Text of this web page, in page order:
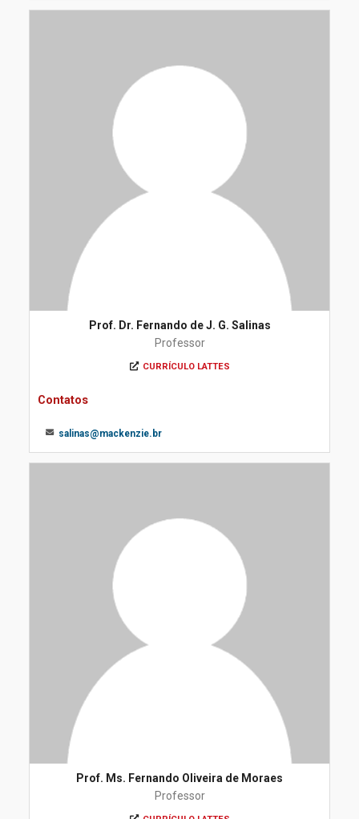
Prof. Dr. Fernando de J. G. Salinas
Professor
CURRÍCULO LATTES
Contatos
salinas@mackenzie.br
Prof. Ms. Fernando Oliveira de Moraes
Professor